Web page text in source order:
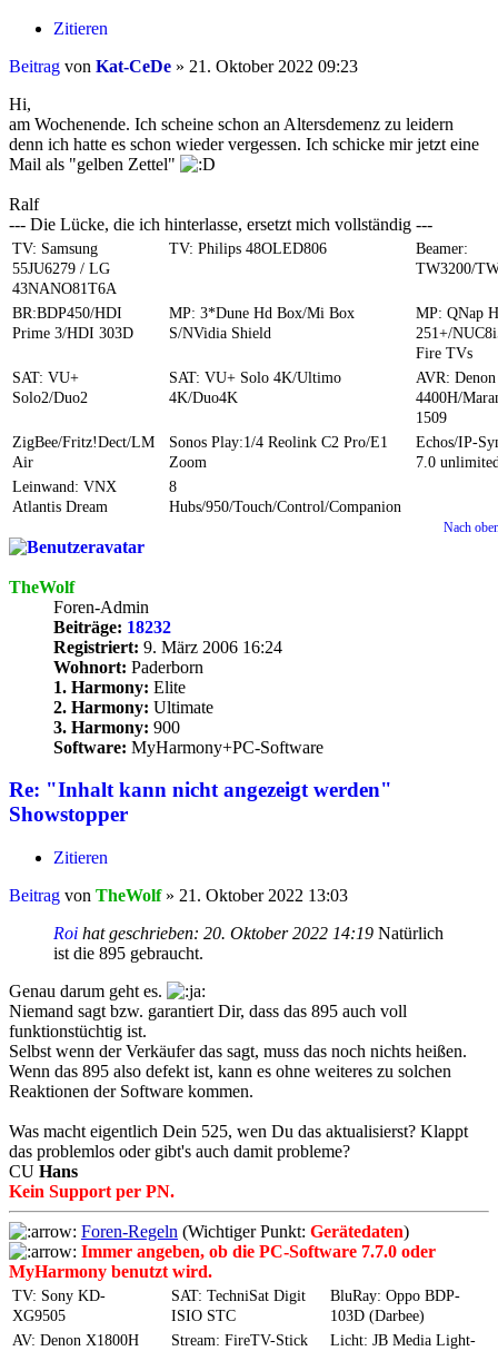
Zitieren
Beitrag von Kat-CeDe » 21. Oktober 2022 09:23
Hi,
am Wochenende. Ich scheine schon an Altersdemenz zu leidern
denn ich hatte es schon wieder vergessen. Ich schicke mir jetzt eine
Mail als "gelben Zettel"
Ralf
--- Die Lücke, die ich hinterlasse, ersetzt mich vollständig ---
TV: Samsung
55JU6279 / LG
43NANO81T6A
TV: Philips 48OLED806
Beamer:
TW3200/
BR:BDP450/HDI
Prime 3/HDI 303D
MP: 3*Dune Hd Box/Mi Box
S/NVidia Shield
MP: QNap
251+/
Fire TVs
SAT: VU+
Solo2/Duo2
SAT: VU+ Solo 4K/Ultimo
4K/Duo4K
AVR: Denon
4400H/
1509
ZigBee/Fritz!Dect/LM
Air
Sonos Play:1/4 Reolink C2 Pro/E1
Zoom
Echos/IP-
7.0
Leinwand: VNX
Atlantis Dream
8
Hubs/950/Touch/Control/Companion
Nach
TheWolf
Foren-Admin
Beiträge: 18232
Registriert: 9. März 2006 16:24
Wohnort: Paderborn
1. Harmony: Elite
2. Harmony: Ultimate
3. Harmony: 900
Software: MyHarmony+PC-Software
Re: "Inhalt kann nicht angezeigt werden"
Showstopper
Zitieren
Beitrag von TheWolf» 21. Oktober 2022 13:03
Roi hat geschrieben: 20. Oktober 2022 14:19 Natürlich
ist die 895 gebraucht.
Genau darum geht es.
Niemand sagt bzw. garantiert Dir, dass das 895 auch voll
funktionstüchtig ist.
Selbst wenn der Verkäufer das sagt, muss das noch nichts heißen.
Wenn das 895 also defekt ist, kann es ohne weiteres zu solchen
Reaktionen der Software kommen.
Was macht eigentlich Dein 525, wen Du das aktualisierst? Klappt
das problemlos oder gibt's auch damit probleme?
CU Hans
Kein Support per PN.
Foren-Regeln (Wichtiger Punkt: Gerätedaten)
Immer angeben, ob die PC-Software 7.7.0 oder
MyHarmony benutzt wird.
TV: Sony KD-
XG9505
SAT: TechniSat Digit
ISIO STC
BluRay: Oppo BDP-
103D (Darbee)
AV: Denon X1800H
Stream: FireTV-Stick
Licht: JB Media Light-